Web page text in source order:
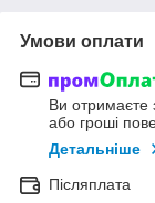
Умови оплати
Ви отримаєте
або гроші
Детальніше
Післяплата